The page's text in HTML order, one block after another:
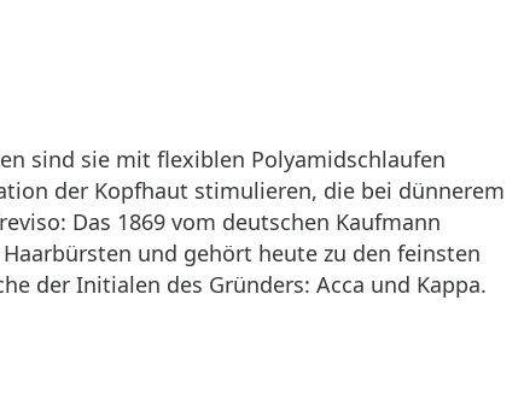
sind sie mit flexiblen Polyamidschlaufen
der Kopfhaut stimulieren, die bei dünnerem
Das 1869 vom deutschen Kaufmann
und gehört heute zu den feinsten
der Initialen des Gründers: Acca und Kappa.